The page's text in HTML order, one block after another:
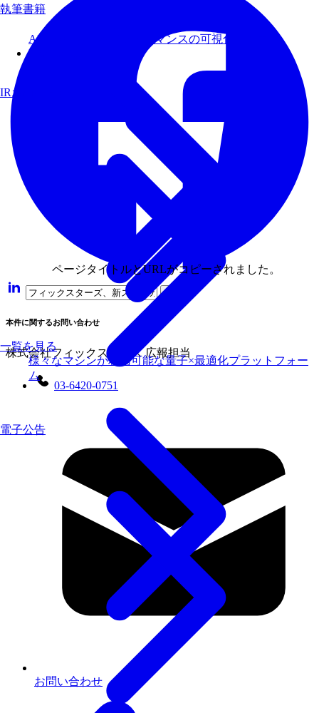
執筆書籍
一覧を見る
AI処理におけるパフォーマンスの可視化と改善
Fixstars Amplify
様々なマシンが利用可能な量子×最適化プラットフォー
ム
IRお問い合わせ
電子公告
ページタイトルとURLがコピーされました。
本件に関するお問い合わせ
株式会社フィックスターズ 広報担当
03-6420-0751
お問い合わせ